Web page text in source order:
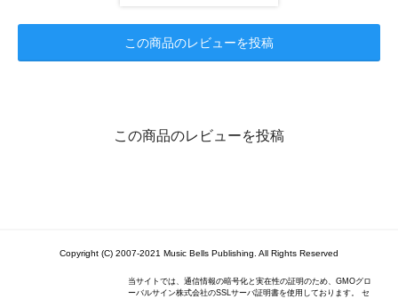
この商品のレビューを投稿
この商品のレビューを投稿
Copyright (C) 2007-2021 Music Bells Publishing. All Rights Reserved
当サイトでは、通信情報の暗号化と実在性の証明のため、GMOグロ
ーバルサイン株式会社のSSLサーバ証明書を使用しております。 セ